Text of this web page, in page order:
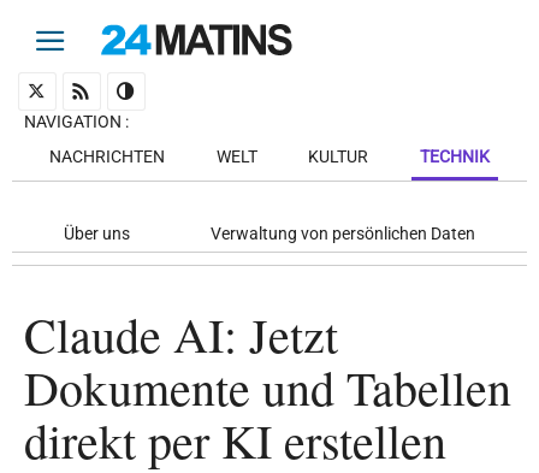
NAVIGATION :
NACHRICHTEN
WELT KULTUR TECHNIK
Über uns Verwaltung von persönlichen Daten
Claude AI: Jetzt
Dokumente und Tabellen
direkt per KI erstellen